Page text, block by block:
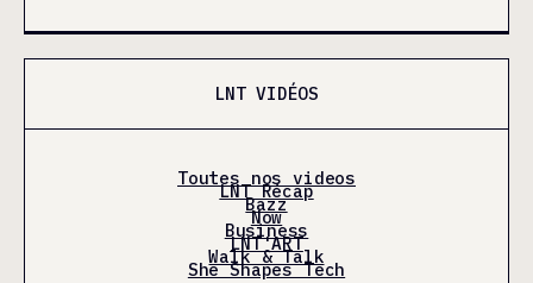
LNT VIDÉOS
Toutes nos videos
LNT Récap
Bazz
Now
Business
LNT'ART
Walk & Talk
She Shapes Tech